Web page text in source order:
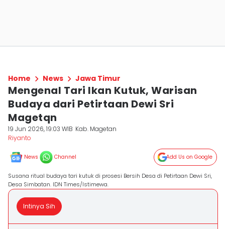
Home News Jawa Timur
Mengenal Tari Ikan Kutuk, Warisan
Budaya dari Petirtaan Dewi Sri
Magetqn
19 Jun 2026, 19:03 WIB Kab. Magetan
Riyanto
News Channel Add Us on Google
Susana ritual budaya tari kutuk di prosesi Bersih Desa di Petirtaan Dewi Sri,
Desa Simbatan. IDN Times/Istimewa.
Intinya Sih